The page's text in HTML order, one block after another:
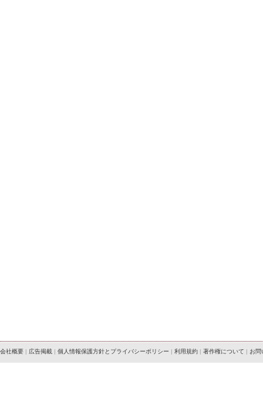
会社概要 | 広告掲載 | 個人情報保護方針とプライバシーポリシー | 利用規約 | 著作権について | お問